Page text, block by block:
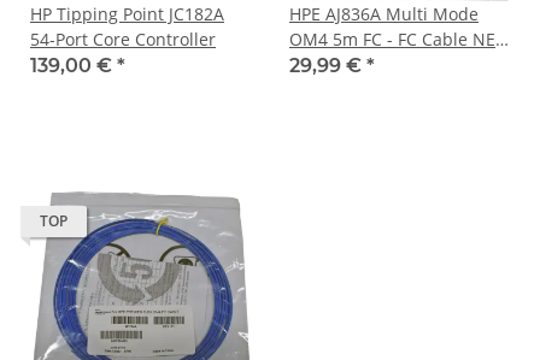
HP Tipping Point JC182A
54-Port Core Controller
139,00 € *
HPE AJ836A Multi Mode
OM4 5m FC - FC Cable NEU
/ NEW
29,99 € *
TOP